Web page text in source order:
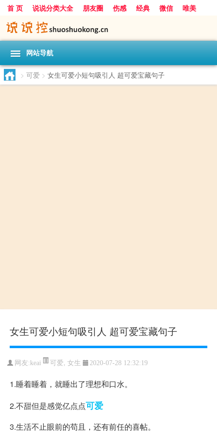
首 页 说说分类大全 朋友圈 伤感 经典 微信
唯美
励志
爱情 搞笑
网站导航
> 可爱 > 女生可爱小短句吸引人 超可爱宝藏句子
女生可爱小短句吸引人 超可爱宝藏句子
网友:keai 可爱, 女生 2020-07-28 12:32:19
1.睡着睡着，就睡出了理想和口水。
2.不甜但是感觉亿点点可爱
3.生活不止眼前的苟且，还有前任的喜帖。